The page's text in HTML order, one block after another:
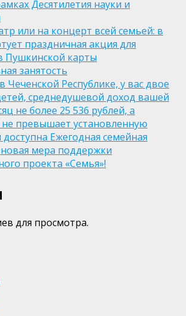
Десятилетия науки и
или на концерт всей семьей: в
праздничная акция для
Пушкинской карты
занятость
Чеченской Республике, у вас двое
среднедушевой доход вашей
не более 25 536 рублей, а
превышает установленную
Ежегодная семейная
мера поддержки
проекта «Семья»!
для просмотра.